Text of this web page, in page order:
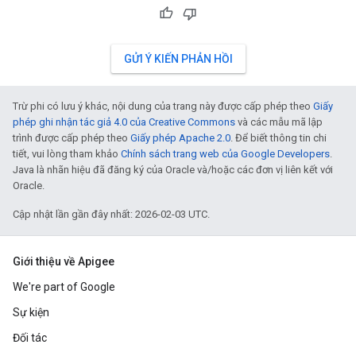
GỬI Ý KIẾN PHẢN HỒI
Trừ phi có lưu ý khác, nội dung của trang này được cấp phép theo Giấy
phép ghi nhận tác giả 4.0 của Creative Commons và các mẫu mã lập
trình được cấp phép theo Giấy phép Apache 2.0. Để biết thông tin chi
tiết, vui lòng tham khảo Chính sách trang web của Google Developers.
Java là nhãn hiệu đã đăng ký của Oracle và/hoặc các đơn vị liên kết với
Oracle.
Cập nhật lần gần đây nhất: 2026-02-03 UTC.
Giới thiệu về Apigee
We're part of Google
Sự kiện
Đối tác